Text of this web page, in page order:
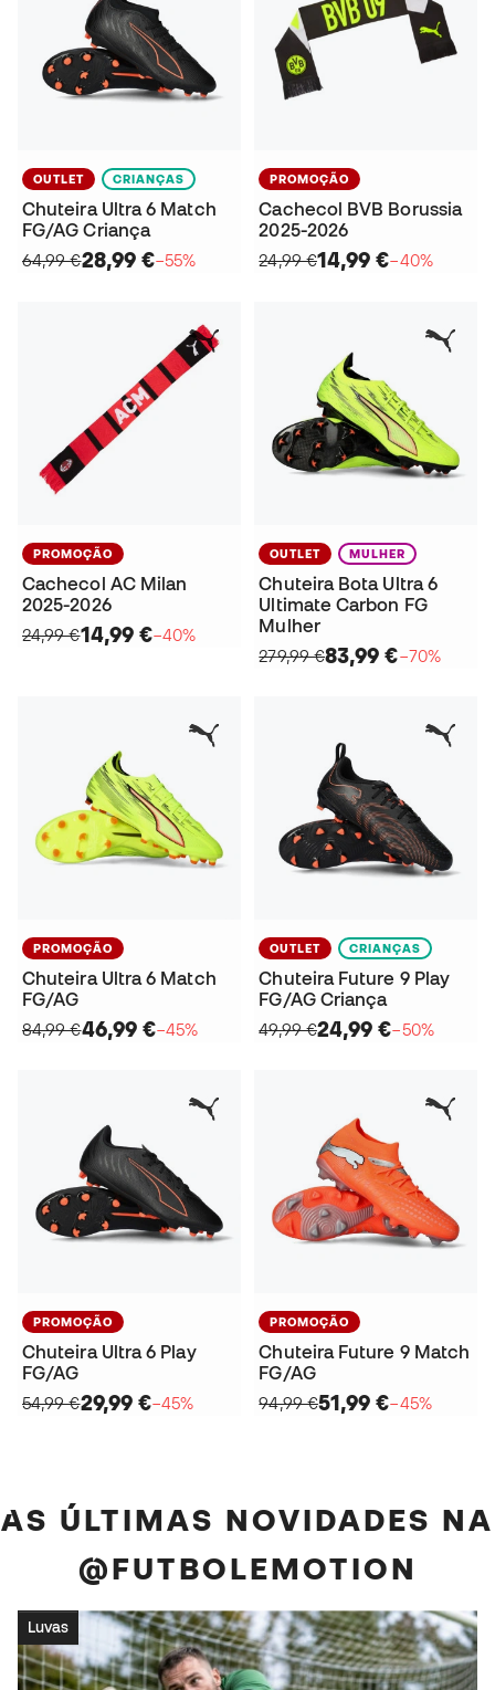
OUTLET CRIANÇAS
Chuteira Ultra 6 Match
FG/AG Criança
64,99 €28,99 €−55%
PROMOÇÃO
Cachecol BVB Borussia
2025-2026
24,99 €14,99 €−40%
PROMOÇÃO
Cachecol AC Milan
2025-2026
24,99 €14,99 €−40%
OUTLET MULHER
Chuteira Bota Ultra 6
Ultimate Carbon FG
Mulher
279,99 €83,99 €−70%
PROMOÇÃO
Chuteira Ultra 6 Match
FG/AG
84,99 €46,99 €−45%
OUTLET CRIANÇAS
Chuteira Future 9 Play
FG/AG Criança
49,99 €24,99 €−50%
PROMOÇÃO
Chuteira Ultra 6 Play
FG/AG
54,99 €29,99 €−45%
PROMOÇÃO
Chuteira Future 9 Match
FG/AG
94,99 €51,99 €−45%
AS ÚLTIMAS NOVIDADES NA
@FUTBOLEMOTION
Luvas